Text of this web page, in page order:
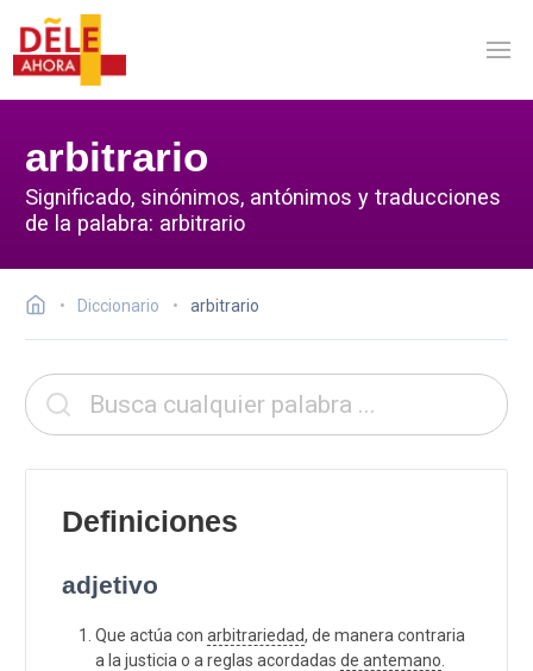
arbitrario
Significado, sinónimos, antónimos y traducciones
de la palabra: arbitrario
Diccionario arbitrario
Definiciones
adjetivo
Que actúa con arbitrariedad, de manera contraria
a la justicia o a reglas acordadas de antemano